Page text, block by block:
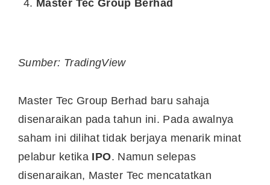
Master Tec Group Berhad
Sumber: TradingView
Master Tec Group Berhad baru sahaja
disenaraikan pada tahun ini. Pada awalnya
saham ini dilihat tidak berjaya menarik minat
pelabur ketika IPO. Namun selepas
disenaraikan, Master Tec mencatatkan